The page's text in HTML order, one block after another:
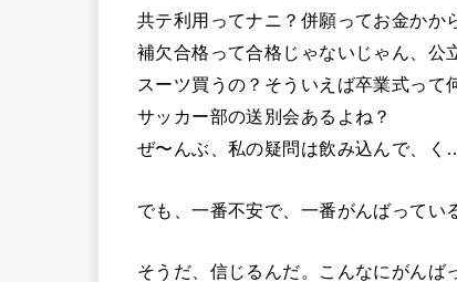
共テ利用ってナニ？併願ってお金かか
補欠合格って合格じゃないじゃん、公
スーツ買うの？そういえば卒業式って
サッカー部の送別会あるよね？
ぜ〜んぶ、私の疑問は飲み込んで、く
でも、一番不安で、一番がんばってい
そうだ、信じるんだ。こんなにがんば